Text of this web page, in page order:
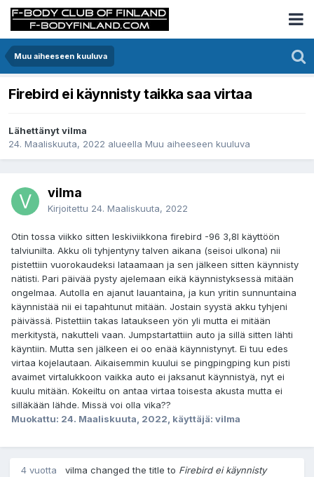
Muu aiheeseen kuuluva
Firebird ei käynnisty taikka saa virtaa
Lähettänyt vilma
24. Maaliskuuta, 2022 alueella Muu aiheeseen kuuluva
vilma
Kirjoitettu 24. Maaliskuuta, 2022
Otin tossa viikko sitten leskiviikkona firebird -96 3,8l käyttöön
talviunilta. Akku oli tyhjentyny talven aikana (seisoi ulkona) nii
pistettiin vuorokaudeksi lataamaan ja sen jälkeen sitten käynnisty
nätisti. Pari päivää pysty ajelemaan eikä käynnistyksessä mitään
ongelmaa. Autolla en ajanut lauantaina, ja kun yritin sunnuntaina
käynnistää nii ei tapahtunut mitään. Jostain syystä akku tyhjeni
päivässä. Pistettiin takas lataukseen yön yli mutta ei mitään
merkitystä, nakutteli vaan. Jumpstartattiin auto ja sillä sitten lähti
käyntiin. Mutta sen jälkeen ei oo enää käynnistynyt. Ei tuu edes
virtaa kojelautaan. Aikaisemmin kuului se pingpingping kun pisti
avaimet virtalukkoon vaikka auto ei jaksanut käynnistyä, nyt ei
kuulu mitään. Kokeiltu on antaa virtaa toisesta akusta mutta ei
silläkään lähde. Missä voi olla vika??
Muokattu: 24. Maaliskuuta, 2022, käyttäjä: vilma
4 vuotta vilma changed the title to Firebird ei käynnisty